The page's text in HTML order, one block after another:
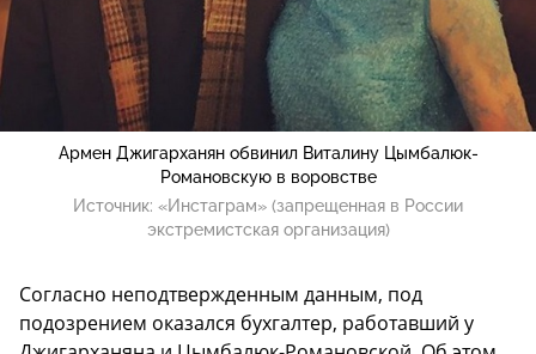
Армен Джигарханян обвинил Виталину Цымбалюк-
Романовскую в воровстве
Источник: «Инстаграм» (запрещенная в России
экстремистская организация)
Согласно неподтвержденным данным, под
подозрением оказался бухгалтер, работавший у